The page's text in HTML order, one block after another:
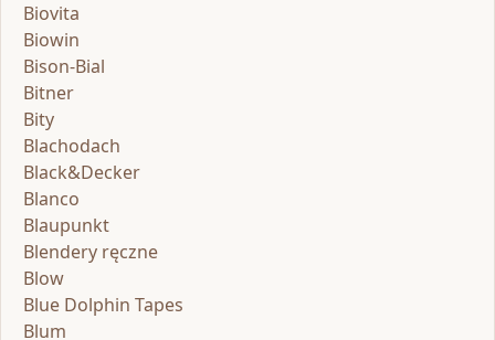
Biovita
Biowin
Bison-Bial
Bitner
Bity
Blachodach
Black&Decker
Blanco
Blaupunkt
Blendery ręczne
Blow
Blue Dolphin Tapes
Blum